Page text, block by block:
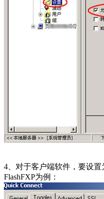
4、对于客户端软件，要设
FlashFXP为例：